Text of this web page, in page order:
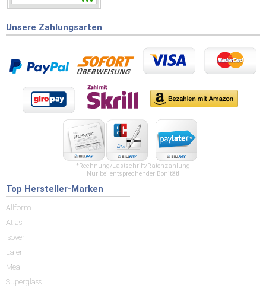
Unsere Zahlungsarten
*Rechnung/Lastschrift/Ratenzahlung
Nur bei entsprechender Bonität!
Top Hersteller-Marken
Allform
Atlas
Isover
Laier
Mea
Superglass